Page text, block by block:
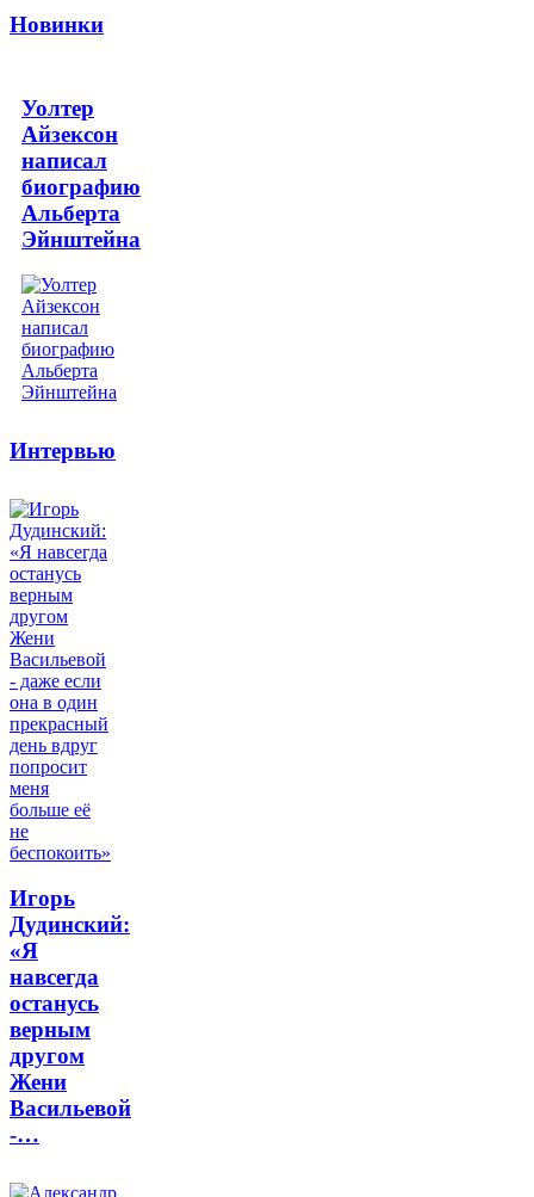
Новинки
Уолтер
Айзексон
написал
биографию
Альберта
Эйнштейна
Интервью
Игорь
Дудинский:
«Я
навсегда
останусь
верным
другом
Жени
Васильевой
-…